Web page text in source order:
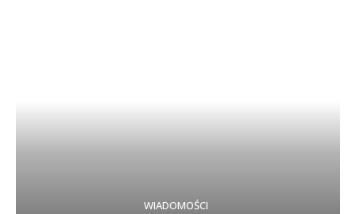
WIADOMOŚCI